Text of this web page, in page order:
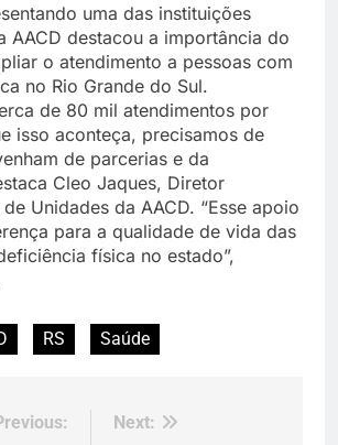
uma das instituições
AACD destacou a importância do
o atendimento a pessoas com
no Rio Grande do Sul.
de 80 mil atendimentos por
isso aconteça, precisamos de
de parcerias e da
Cleo Jaques, Diretor
Unidades da AACD. “Esse apoio
para a qualidade de vida das
física no estado”,
RS Saúde
Next: